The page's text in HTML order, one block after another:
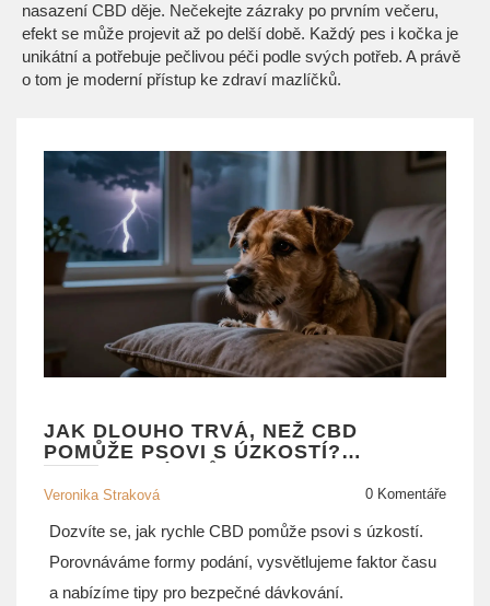
nasazení CBD děje. Nečekejte zázraky po prvním večeru,
efekt se může projevit až po delší době. Každý pes i kočka je
unikátní a potřebuje pečlivou péči podle svých potřeb. A právě
o tom je moderní přístup ke zdraví mazlíčků.
JAK DLOUHO TRVÁ, NEŽ CBD
POMŮŽE PSOVI S ÚZKOSTÍ?
KOMPLETNÍ PRŮVODCE
Veronika Straková 0 Komentáře
Dozvíte se, jak rychle CBD pomůže psovi s úzkostí.
Porovnáváme formy podání, vysvětlujeme faktor času
a nabízíme tipy pro bezpečné dávkování.